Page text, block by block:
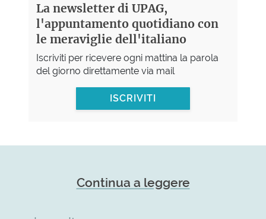
La newsletter di UPAG,
l'appuntamento quotidiano con
le meraviglie dell'italiano
Iscriviti per ricevere ogni mattina la parola
del giorno direttamente via mail
ISCRIVITI
Continua a leggere